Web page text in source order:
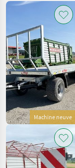
Catégorie 4
CHEMIN
ACTUEL
matériel
agricole
Remorques
Remorques
Plateformes
CHOISIR
UNE
CATÉGORIE
Réinitialiser
Machine neuve